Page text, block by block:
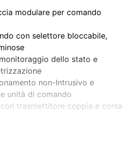
modulare per comando
con selettore bloccabile,
dello stato e
non-Intrusivo e
unità di comando
trasmettitore coppia e corsa
su staffa a parete